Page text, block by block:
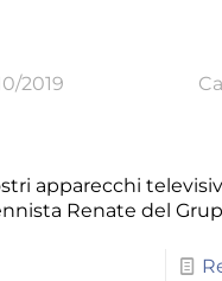
2019
apparecchi
Renate del